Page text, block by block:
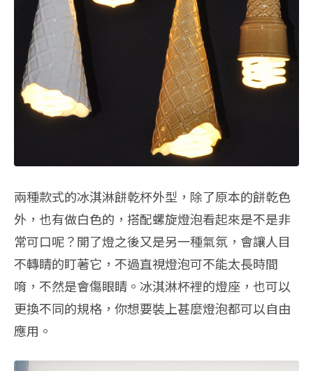
兩種款式的冰淇淋餅乾杯外型，除了原本的餅乾色
外，也有做白色的，搭配螺旋燈泡看起來是不是非
常可口呢？開了燈之後又是另一種氣氛，會讓人目
不轉睛的盯著它，不過直視燈泡可不能太長時間
唷，不然是會傷眼睛。冰淇淋杯裡的燈座，也可以
更換不同的規格，你想要裝上甚麼燈泡都可以自由
應用。